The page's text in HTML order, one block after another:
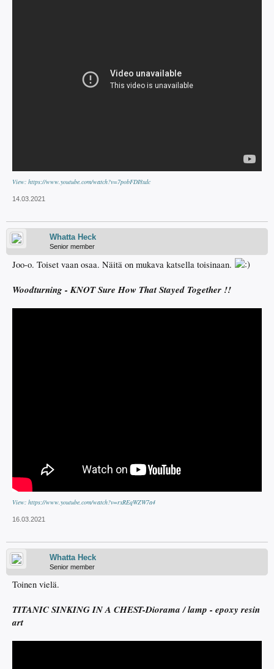
View: https://www.youtube.com/watch?v=7pobFDI8xdc
14.03.2021
Whatta Heck
Senior member
Joo-o. Toiset vaan osaa. Näitä on mukava katsella toisinaan.
Woodturning - KNOT Sure How That Stayed Together !!
View: https://www.youtube.com/watch?v=rxREqWZW7a4
16.03.2021
Whatta Heck
Senior member
Toinen vielä.
TITANIC SINKING IN A CHEST-Diorama / lamp - epoxy resin
art